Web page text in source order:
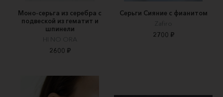
Моно-серьга из серебра с
подвеской из гематит и
шпинели
HI NO ORA
2600 ₽
Серьги Сияние с фианитом
Zafiro
2700 ₽